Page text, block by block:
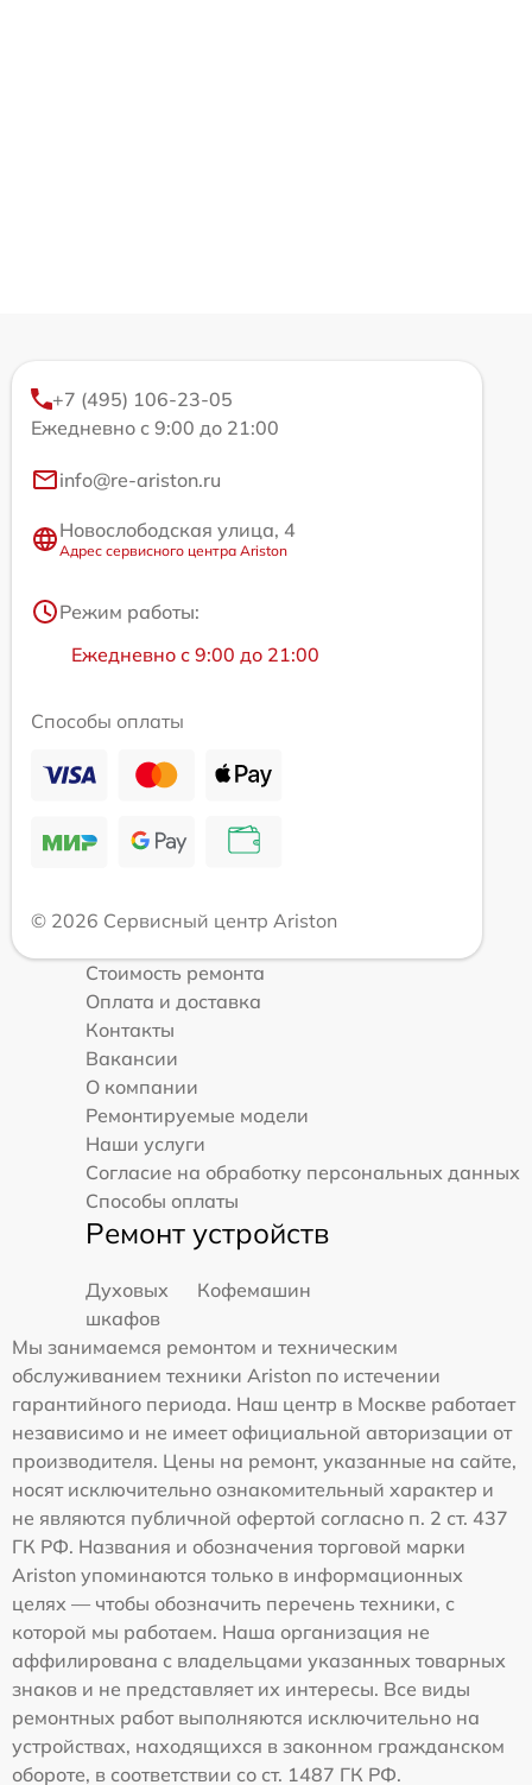
+7 (495) 106-23-05
Ежедневно с 9:00 до 21:00
info@re-ariston.ru
Новослободская улица, 4
Адрес сервисного центра Ariston
Режим работы:
Ежедневно с 9:00 до 21:00
Способы оплаты
© 2026 Сервисный центр Ariston
Стоимость ремонта
Оплата и доставка
Контакты
Вакансии
О компании
Ремонтируемые модели
Наши услуги
Согласие на обработку персональных данных
Способы оплаты
Ремонт устройств
Духовых
шкафов
Кофемашин
Мы занимаемся ремонтом и техническим
обслуживанием техники Ariston по истечении
гарантийного периода. Наш центр в Москве работает
независимо и не имеет официальной авторизации от
производителя. Цены на ремонт, указанные на сайте,
носят исключительно ознакомительный характер и
не являются публичной офертой согласно п. 2 ст. 437
ГК РФ. Названия и обозначения торговой марки
Ariston упоминаются только в информационных
целях — чтобы обозначить перечень техники, с
которой мы работаем. Наша организация не
аффилирована с владельцами указанных товарных
знаков и не представляет их интересы. Все виды
ремонтных работ выполняются исключительно на
устройствах, находящихся в законном гражданском
обороте, в соответствии со ст. 1487 ГК РФ.